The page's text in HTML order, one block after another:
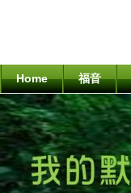
Home 福音